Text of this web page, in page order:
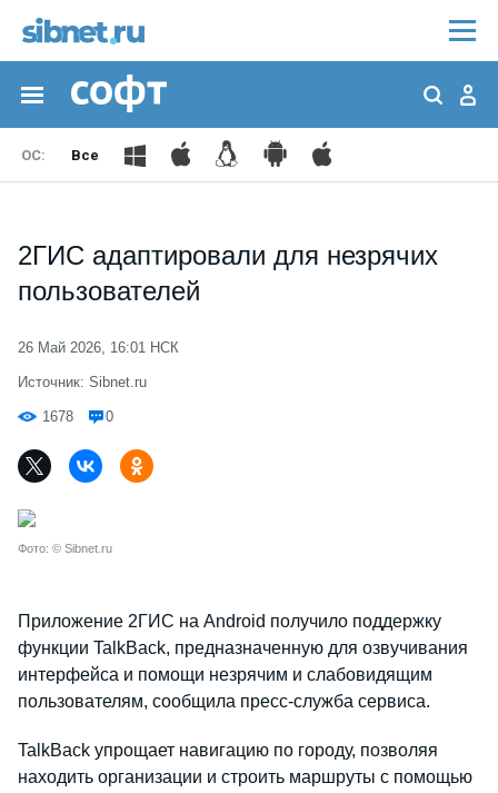
Все
2ГИС адаптировали для незрячих
пользователей
26 Май 2026, 16:01 НСК
Источник: Sibnet.ru
1678 0
Фото: © Sibnet.ru
Приложение 2ГИС на Android получило поддержку
функции TalkBack, предназначенную для озвучивания
интерфейса и помощи незрячим и слабовидящим
пользователям, сообщила пресс-служба сервиса.
TalkBack упрощает навигацию по городу, позволяя
находить организации и строить маршруты с помощью